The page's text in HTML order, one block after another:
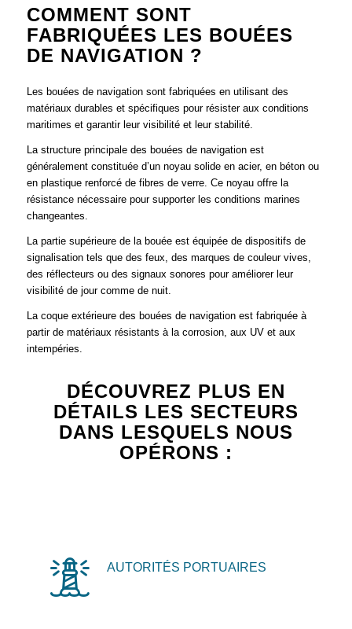
COMMENT SONT
FABRIQUÉES LES BOUÉES
DE NAVIGATION ?
Les bouées de navigation sont fabriquées en utilisant des
matériaux durables et spécifiques pour résister aux conditions
maritimes et garantir leur visibilité et leur stabilité.
La structure principale des bouées de navigation est
généralement constituée d’un noyau solide en acier, en béton ou
en plastique renforcé de fibres de verre. Ce noyau offre la
résistance nécessaire pour supporter les conditions marines
changeantes.
La partie supérieure de la bouée est équipée de dispositifs de
signalisation tels que des feux, des marques de couleur vives,
des réflecteurs ou des signaux sonores pour améliorer leur
visibilité de jour comme de nuit.
La coque extérieure des bouées de navigation est fabriquée à
partir de matériaux résistants à la corrosion, aux UV et aux
intempéries.
DÉCOUVREZ PLUS EN
DÉTAILS LES SECTEURS
DANS LESQUELS NOUS
OPÉRONS :
AUTORITÉS PORTUAIRES